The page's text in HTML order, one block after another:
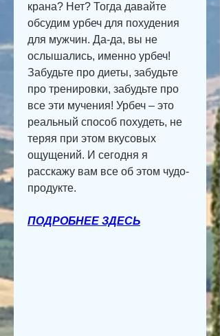
крана? Нет? Тогда давайте
обсудим урбеч для похудения
для мужчин. Да-да, вы не
ослышались, именно урбеч!
Забудьте про диеты, забудьте
про тренировки, забудьте про
все эти мучения! Урбеч – это
реальный способ похудеть, не
теряя при этом вкусовых
ощущений. И сегодня я
расскажу вам все об этом чудо-
продукте.
ПОДРОБНЕЕ ЗДЕСЬ